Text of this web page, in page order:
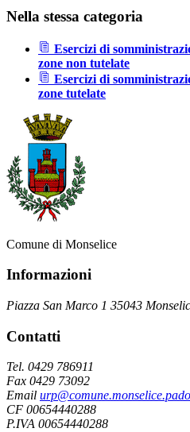
Nella stessa categoria
Esercizi di
zone non tutelate
Esercizi di
zone tutelate
Comune di Monselice
Informazioni
Piazza San Marco 1 35043
Contatti
Tel. 0429 786911
Fax 0429 73092
Email
CF 00654440288
P.IVA 00654440288